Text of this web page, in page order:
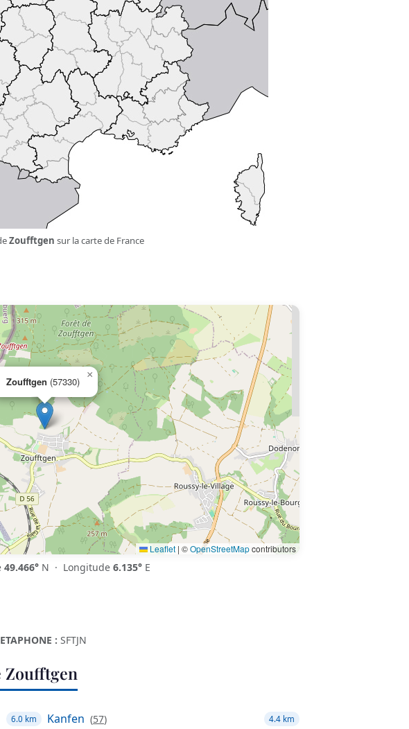
Zoufftgen sur la carte de France
Zoufftgen (57330)
×
Leaflet | ©OpenStreetMapcontributors
49.466° N · Longitude 6.135° E
: SFTJN
Zoufftgen
6.0 km Kanfen (57) 4.4 km